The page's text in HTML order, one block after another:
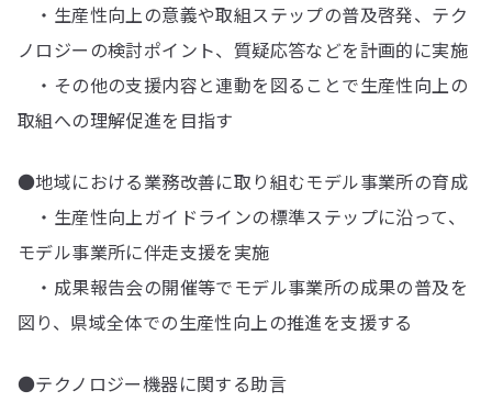
・生産性向上の意義や取組ステップの普及啓発、テク
ノロジーの検討ポイント、質疑応答などを計画的に実施
・その他の支援内容と連動を図ることで生産性向上の
取組への理解促進を目指す
●地域における業務改善に取り組むモデル事業所の育成
・生産性向上ガイドラインの標準ステップに沿って、
モデル事業所に伴走支援を実施
・成果報告会の開催等でモデル事業所の成果の普及を
図り、県域全体での生産性向上の推進を支援する
●テクノロジー機器に関する助言